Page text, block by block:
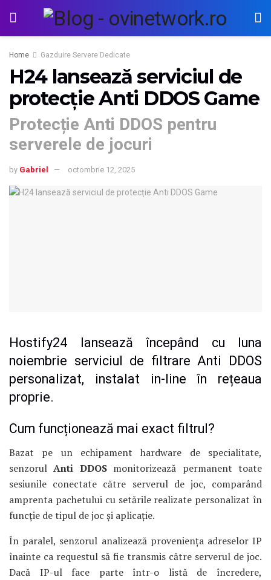
Home Gazduire Servere Dedicate
H24 lansează serviciul de
protecție Anti DDOS Game
Protecție Anti DDOS pentru
serverele de jocuri
by Gabriel octombrie 12, 2025
Hostify24 lansează începând cu luna
noiembrie serviciul de filtrare Anti DDOS
personalizat, instalat in-line în rețeaua
proprie.
Cum funcționează mai exact filtrul?
Bazat pe un echipament hardware de specialitate,
senzorulAnti DDOSmonitorizează permanent toate
sesiunile conectate către serverul de joc, comparând
amprenta pachetului cu setările realizate personalizat în
funcție de tipul de joc și aplicație.
În paralel, senzorul analizează proveniența adreselor IP
înainte ca requestul să fie transmis către serverul de joc.
Dacă IP-ul face parte într-o listă de încredere,